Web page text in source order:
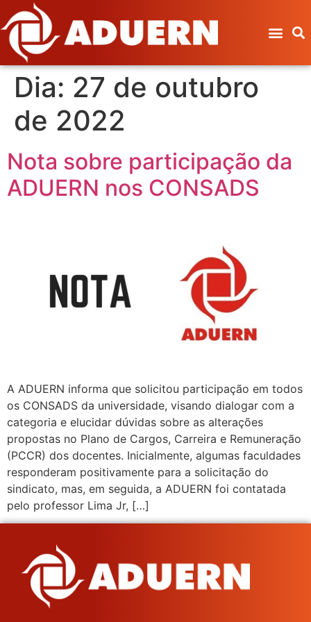
Dia: 27 de outubro
de 2022
Nota sobre participação da
ADUERN nos CONSADS
A ADUERN informa que solicitou participação em todos
os CONSADS da universidade, visando dialogar com a
categoria e elucidar dúvidas sobre as alterações
propostas no Plano de Cargos, Carreira e Remuneração
(PCCR) dos docentes. Inicialmente, algumas faculdades
responderam positivamente para a solicitação do
sindicato, mas, em seguida, a ADUERN foi contatada
pelo professor Lima Jr, […]